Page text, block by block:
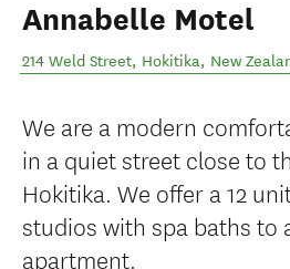
Annabelle Motel
214 Weld Street, Hokitika, New
We are a modern
in a quiet street close to
Hokitika. We offer a 12
studios with spa baths to
apartment.